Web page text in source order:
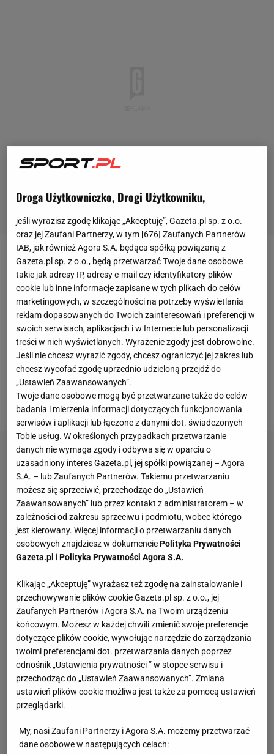
High Leagueto druga największa federacja freak
fightów w Polsc. Sobotnia gala będzie trzecim
wydarzeniem organizowanym przez federację. W
pierwszej walce wieczoru Natalia "Natsu"
Karczmarczyk pokonała Lexy Chaplin, natomiast
High League2 zamknęłozwycięstwoJarosława
"pashaBicepsa" Jarząbkowskiego, który
znokautował Michała "Owcę" Owczarzaka w drugiej
rundzie.
Droga Użytkowniczko, Drogi Użytkowniku,
jeśli wyrazisz zgodę klikając „Akceptuję”, Gazeta.pl sp. z o.o.
oraz jej Zaufani Partnerzy, w tym [676] Zaufanych Partnerów
IAB, jak również Agora S.A. będąca spółką powiązaną z
Gazeta.pl sp. z o.o., będą przetwarzać Twoje dane osobowe
takie jak adresy IP, adresy e-mail czy identyfikatory plików
cookie lub inne informacje zapisane w tych plikach do celów
marketingowych, w szczególności na potrzeby wyświetlania
reklam dopasowanych do Twoich zainteresowań i preferencji w
swoich serwisach, aplikacjach i w Internecie lub personalizacji
treści w nich wyświetlanych. Wyrażenie zgody jest dobrowolne.
Jeśli nie chcesz wyrazić zgody, chcesz ograniczyć jej zakres lub
chcesz wycofać zgodę uprzednio udzieloną przejdź do
„Ustawień Zaawansowanych”.
Twoje dane osobowe mogą być przetwarzane także do celów
badania i mierzenia informacji dotyczących funkcjonowania
serwisów i aplikacji lub łączone z danymi dot. świadczonych
Tobie usług. W określonych przypadkach przetwarzanie
danych nie wymaga zgody i odbywa się w oparciu o
uzasadniony interes Gazeta.pl, jej spółki powiązanej – Agora
S.A. – lub Zaufanych Partnerów. Takiemu przetwarzaniu
możesz się sprzeciwić, przechodząc do „Ustawień
Zaawansowanych” lub przez kontakt z administratorem – w
zależności od zakresu sprzeciwu i podmiotu, wobec którego
jest kierowany. Więcej informacji o przetwarzaniu danych
osobowych znajdziesz w dokumenciePolityka Prywatności
Gazeta.pl iPolityka Prywatności Agora S.A.
Klikając „Akceptuję” wyrażasz też zgodę na zainstalowanie i
przechowywanie plików cookie Gazeta.pl sp. z o.o., jej
Zaufanych Partnerów i Agora S.A. na Twoim urządzeniu
końcowym. Możesz w każdej chwili zmienić swoje preferencje
dotyczące plików cookie, wywołując narzędzie do zarządzania
twoimi preferencjami dot. przetwarzania danych poprzez
odnośnik „Ustawienia prywatności ” w stopce serwisu i
przechodząc do „Ustawień Zaawansowanych”. Zmiana
ustawień plików cookie możliwa jest także za pomocą ustawień
przeglądarki.
My, nasi Zaufani Partnerzy i Agora S.A. możemy przetwarzać
dane osobowe w następujących celach: